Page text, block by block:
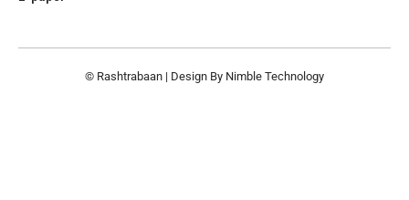
© Rashtrabaan | Design By Nimble Technology